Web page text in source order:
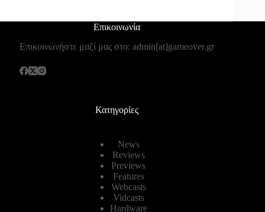
Επικοινωνία
Επικοινωνήστε μαζί μας στο: admin[at]gameover.gr
Κατηγορίες
News
Reviews
Previews
Features
Webcasts
Vidcasts
Hardware